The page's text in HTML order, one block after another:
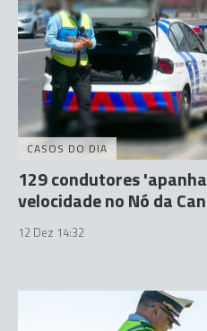
CASOS DO DIA
129 condutores
velocidade no Nó da
12 Dez 14:32